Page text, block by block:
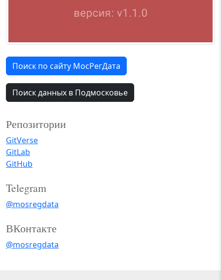
Поиск по сайту МосРегДата
Поиск данных в Подмосковье
Репозитории
GitVerse
GitLab
GitHub
Telegram
@mosregdata
ВКонтакте
@mosregdata